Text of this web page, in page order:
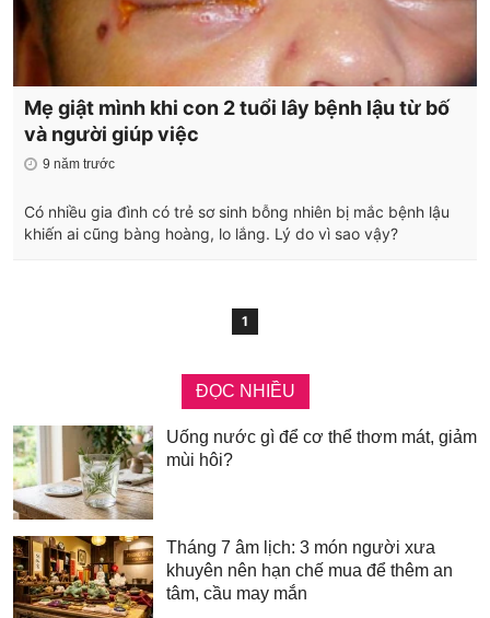
Mẹ giật mình khi con 2 tuổi lây bệnh lậu từ bố
và người giúp việc
9 năm trước
Có nhiều gia đình có trẻ sơ sinh bỗng nhiên bị mắc bệnh lậu
khiến ai cũng bàng hoàng, lo lắng. Lý do vì sao vậy?
1
ĐỌC NHIỀU
Uống nước gì để cơ thể thơm mát, giảm
mùi hôi?
Tháng 7 âm lịch: 3 món người xưa
khuyên nên hạn chế mua để thêm an
tâm, cầu may mắn